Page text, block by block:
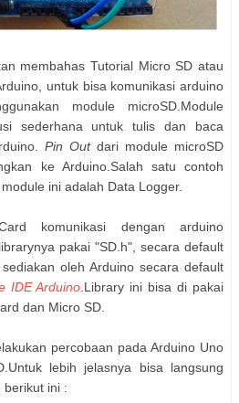
membahas Tutorial Micro SD atau
untuk bisa komunikasi arduino
module microSD.Module
sederhana untuk tulis dan baca
Pin Outdari module microSD
ke Arduino.Salah satu contoh
ini adalah Data Logger.
komunikasi dengan arduino
librarynya pakai "SD.h", secara default
oleh Arduino secara default
IDE Arduino .Library ini bisa di pakai
dan Micro SD.
percobaan pada Arduino Uno
lebih jelasnya bisa langsung
berikut ini :